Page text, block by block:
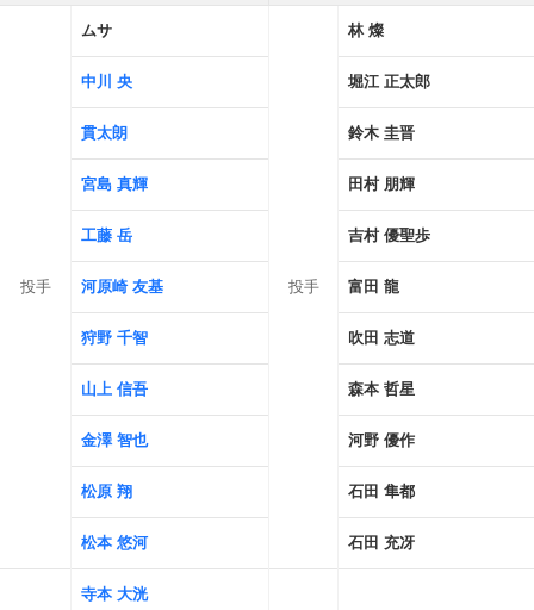
投手
ムサ
投手
林 燦
中川 央 堀江 正太郎
貫太朗 鈴木 圭晋
宮島 真輝 田村 朋輝
工藤 岳 吉村 優聖歩
河原崎 友基 富田 龍
狩野 千智 吹田 志道
山上 信吾 森本 哲星
金澤 智也 河野 優作
松原 翔 石田 隼都
松本 悠河 石田 充冴
寺本 大洸